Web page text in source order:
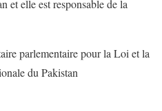
et elle est responsable de la
parlementaire pour la Loi et la
du Pakistan